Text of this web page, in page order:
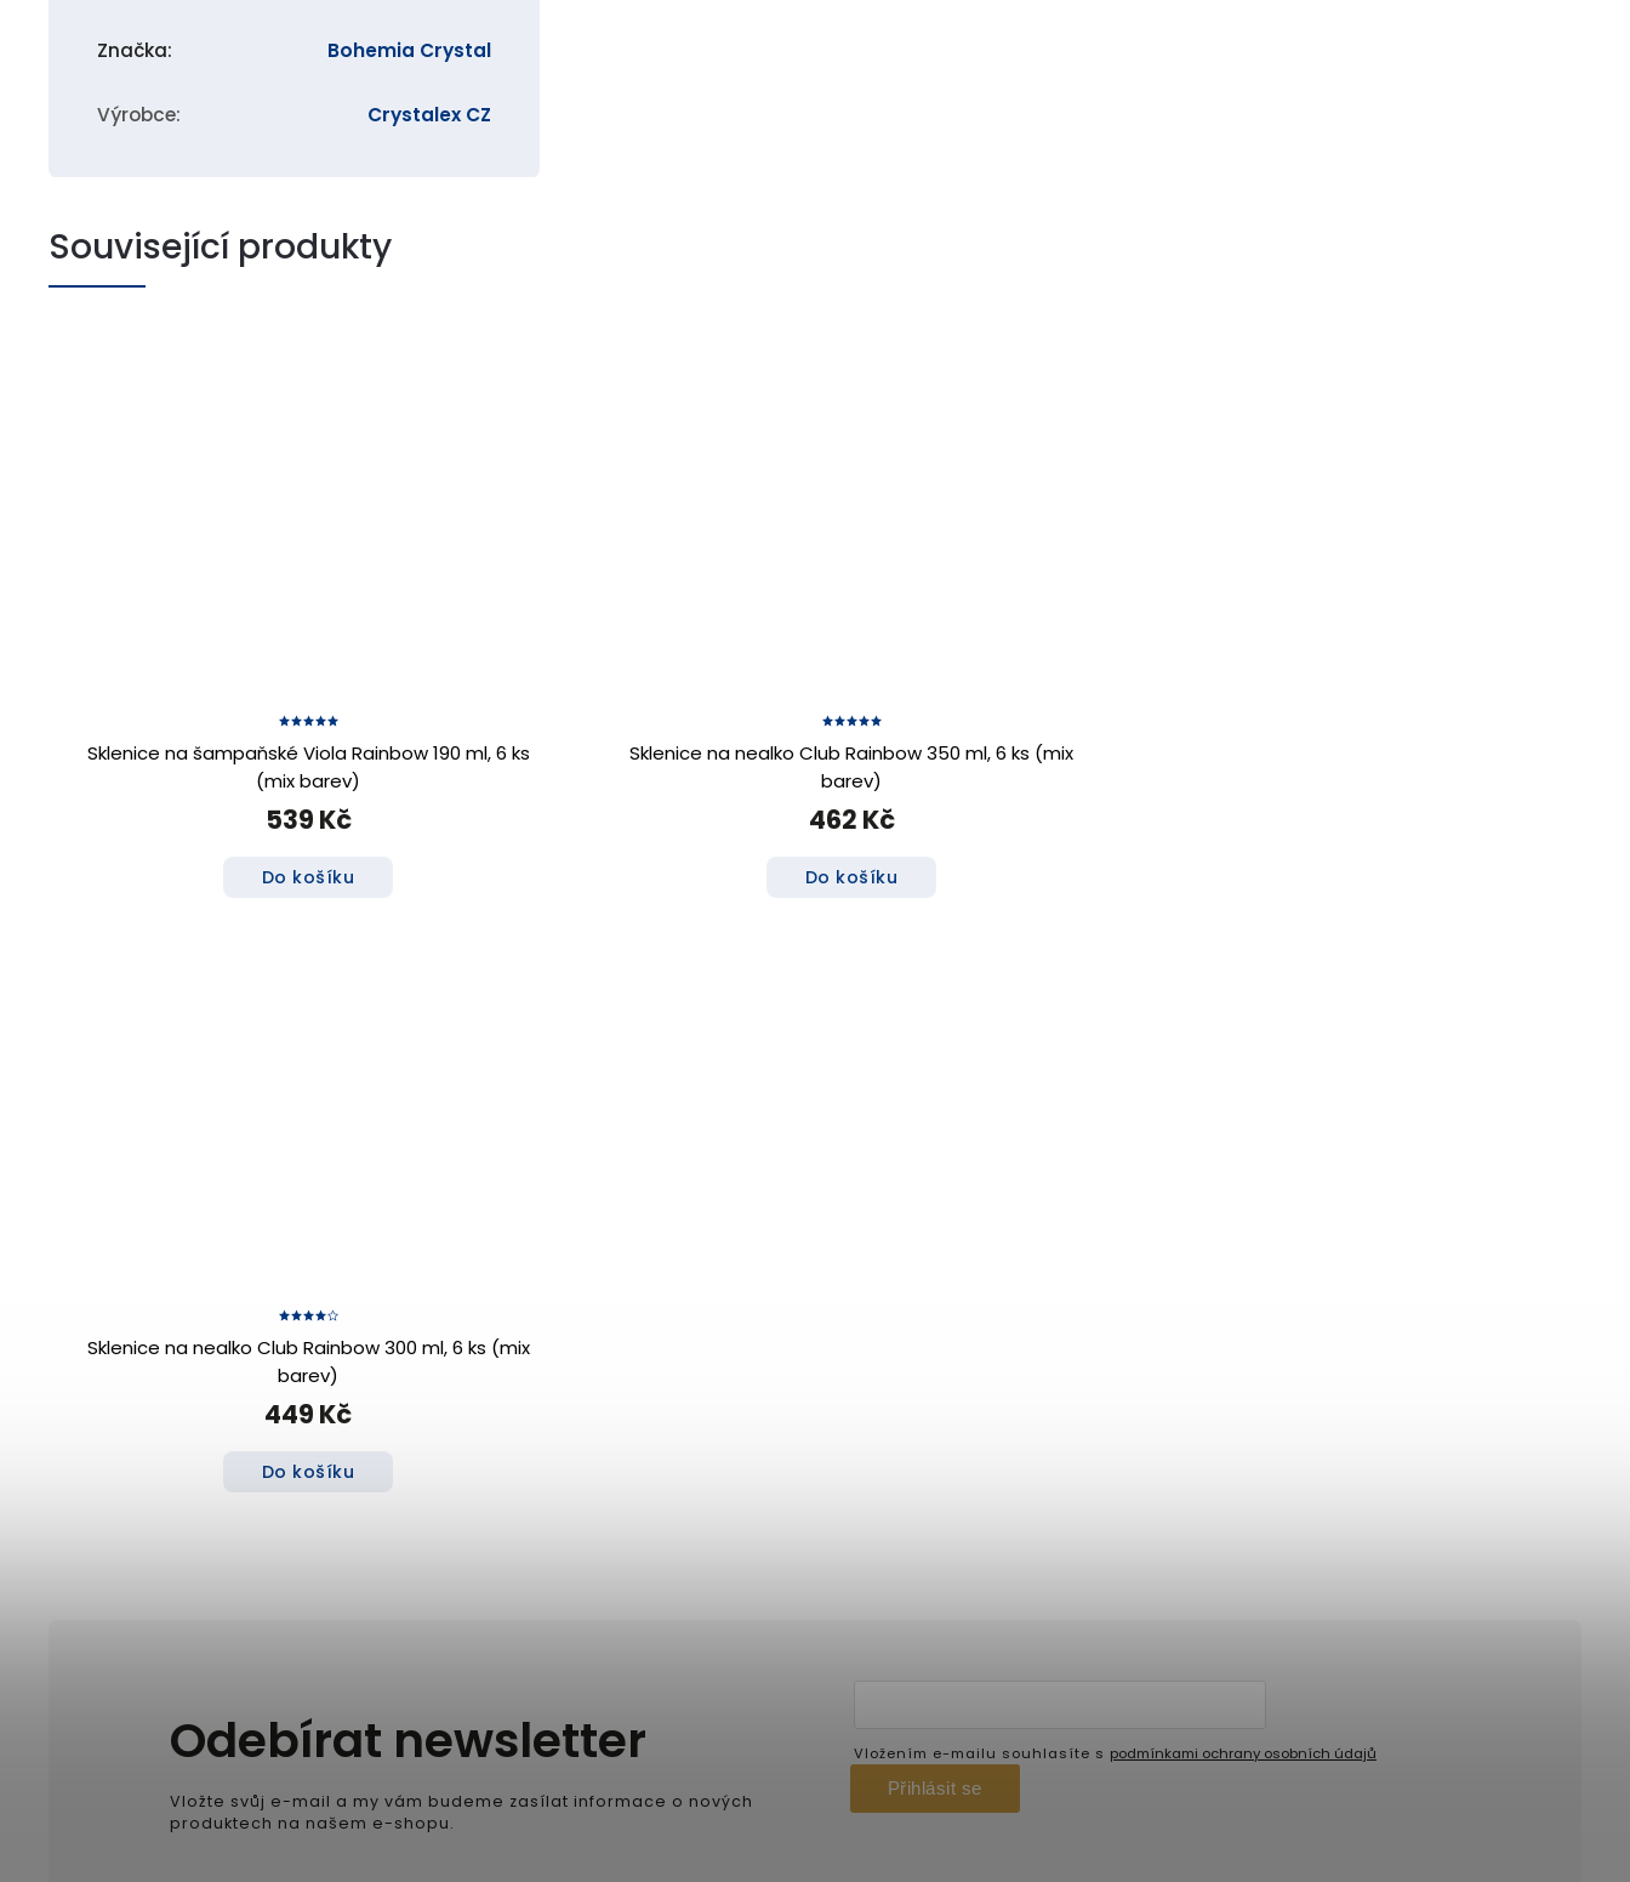
Značka: Bohemia Crystal
Výrobce: Crystalex CZ
Související produkty
Sklenice na šampaňské Viola Rainbow 190 ml, 6 ks
(mix barev)
539 Kč
Do košíku
Sklenice na nealko Club Rainbow 350 ml, 6 ks (mix
barev)
462 Kč
Do košíku
Sklenice na nealko Club Rainbow 300 ml, 6 ks (mix
barev)
449 Kč
Do košíku
Odebírat newsletter
Vložte svůj e-mail a my vám budeme zasílat informace o nových
produktech na našem e-shopu.
Vložením e-mailu souhlasíte s podmínkami ochrany osobních údajů
Přihlásit se